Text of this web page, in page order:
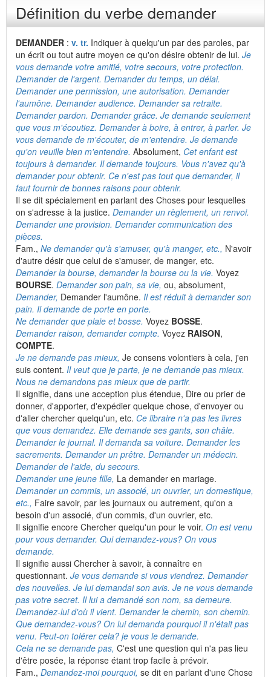
Définition du verbe demander
DEMANDER : v. tr. Indiquer à quelqu'un par des paroles, par
un écrit ou tout autre moyen ce qu'on désire obtenir de lui. Je
vous demande votre amitié, votre secours, votre protection.
Demander de l'argent. Demander du temps, un délai.
Demander une permission, une autorisation. Demander
l'aumône. Demander audience. Demander sa retraite.
Demander pardon. Demander grâce. Je demande seulement
que vous m'écoutiez. Demander à boire, à entrer, à parler. Je
vous demande de m'écouter, de m'entendre. Je demande
qu'on veuille bien m'entendre. Absolument, Cet enfant est
toujours à demander. Il demande toujours. Vous n'avez qu'à
demander pour obtenir. Ce n'est pas tout que demander, il
faut fournir de bonnes raisons pour obtenir.
Il se dit spécialement en parlant des Choses pour lesquelles
on s'adresse à la justice. Demander un règlement, un renvoi.
Demander une provision. Demander communication des
pièces.
Fam., Ne demander qu'à s'amuser, qu'à manger, etc., N'avoir
d'autre désir que celui de s'amuser, de manger, etc.
Demander la bourse, demander la bourse ou la vie. Voyez
BOURSE. Demander son pain, sa vie, ou, absolument,
Demander, Demander l'aumône. Il est réduit à demander son
pain. Il demande de porte en porte.
Ne demander que plaie et bosse. Voyez BOSSE.
Demander raison, demander compte. Voyez RAISON,
COMPTE.
Je ne demande pas mieux, Je consens volontiers à cela, j'en
suis content. Il veut que je parte, je ne demande pas mieux.
Nous ne demandons pas mieux que de partir.
Il signifie, dans une acception plus étendue, Dire ou prier de
donner, d'apporter, d'expédier quelque chose, d'envoyer ou
d'aller chercher quelqu'un, etc. Ce libraire n'a pas les livres
que vous demandez. Elle demande ses gants, son châle.
Demander le journal. Il demanda sa voiture. Demander les
sacrements. Demander un prêtre. Demander un médecin.
Demander de l'aide, du secours.
Demander une jeune fille, La demander en mariage.
Demander un commis, un associé, un ouvrier, un domestique,
etc., Faire savoir, par les journaux ou autrement, qu'on a
besoin d'un associé, d'un commis, d'un ouvrier, etc.
Il signifie encore Chercher quelqu'un pour le voir. On est venu
pour vous demander. Qui demandez-vous? On vous
demande.
Il signifie aussi Chercher à savoir, à connaître en
questionnant. Je vous demande si vous viendrez. Demander
des nouvelles. Je lui demandai son avis. Je ne vous demande
pas votre secret. Il lui a demandé son nom, sa demeure.
Demandez-lui d'où il vient. Demander le chemin, son chemin.
Que demandez-vous? On lui demanda pourquoi il n'était pas
venu. Peut-on tolérer cela? je vous le demande.
Cela ne se demande pas, C'est une question qui n'a pas lieu
d'être posée, la réponse étant trop facile à prévoir.
Fam., Demandez-moi pourquoi, se dit en parlant d'une Chose